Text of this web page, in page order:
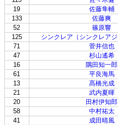
19
佐藤隼輔
133
佐藤爽
52
篠原響
125
シンクレア（シンクレアジ
71
菅井信也
47
杉山遙希
16
隅田知一郎
61
平良海馬
13
髙橋光成
21
武内夏暉
20
田村伊知郎
58
中村祐太
41
成田晴風